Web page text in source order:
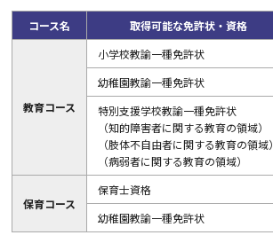
コース名 取得可能な免許状・資格
教育コース
小学校教諭一種免許状
幼稚園教諭一種免許状
特別支援学校教諭一種免許状
（知的障害者に関する教育の領域）
（肢体不自由者に関する教育の領域）
（病弱者に関する教育の領域）
保育コース
保育士資格
幼稚園教諭一種免許状